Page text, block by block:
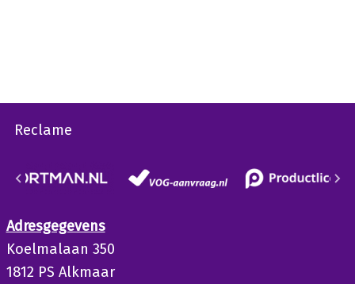
Reclame
Adresgegevens
Koelmalaan 350
1812 PS Alkmaar